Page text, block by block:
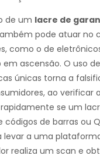
de um lacre de
pode atuar no
como o de
ascensão. O uso
únicas torna a
ao verificar
se um
códigos de barras ou
levar a uma
realiza um scan e